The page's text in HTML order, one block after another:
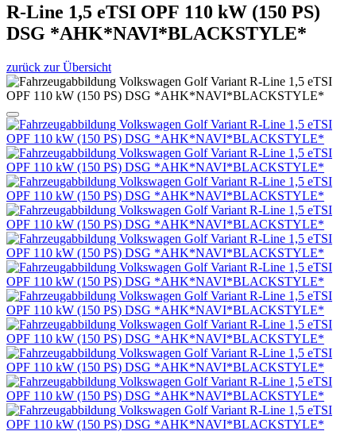
R-Line 1,5 eTSI OPF 110 kW (150 PS)
DSG *AHK*NAVI*BLACKSTYLE*
zurück zur Übersicht